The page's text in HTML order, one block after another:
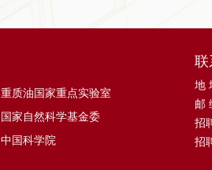
重质油国家重点实验室
国家自然科学基金委
中国科学院
联
地
邮
招
招